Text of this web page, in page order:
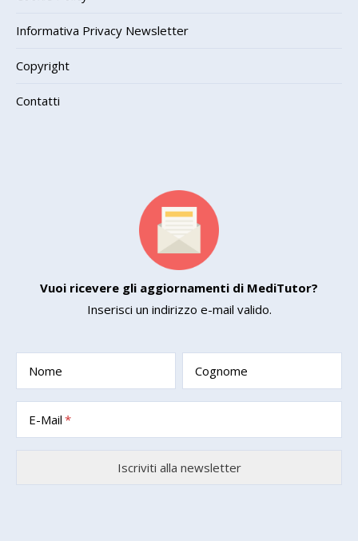
Informativa Privacy Newsletter
Copyright
Contatti
Vuoi ricevere gli aggiornamenti di MediTutor?
Inserisci un indirizzo e-mail valido.
Nome Cognome
E-Mail